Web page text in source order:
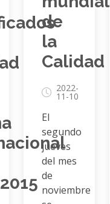
de
la
Calidad
2022-
11-10
El
segundo
jueves
del mes
de
noviembre